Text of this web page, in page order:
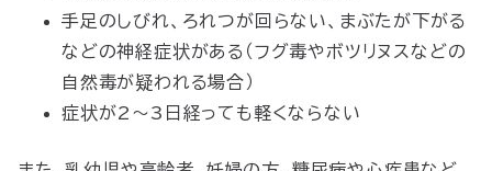
手足のしびれ、ろれつが回らない、まぶたが下がる
などの神経症状がある（フグ毒やボツリヌスなどの
自然毒が疑われる場合）
症状が2〜3日経っても軽くならない